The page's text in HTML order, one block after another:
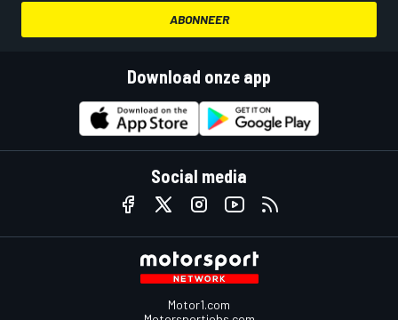
ABONNEER
Download onze app
Social media
Motor1.com